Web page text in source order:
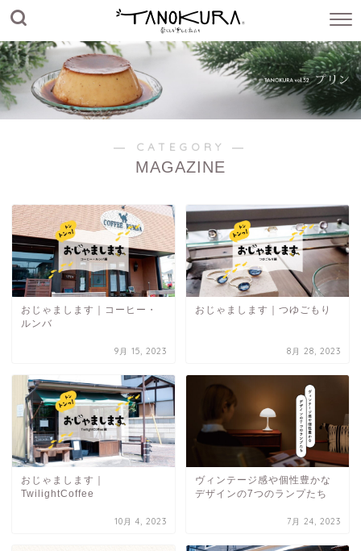
― CATEGORY ―
MAGAZINE
おじゃまします｜コーヒー・
ルンバ
9月 15, 2023
おじゃまします｜つゆごもり
8月 28, 2023
おじゃまします｜
TwilightCoffee
10月 4, 2023
ヴィンテージ感や個性豊かな
デザインの7つのランプたち
7月 24, 2023